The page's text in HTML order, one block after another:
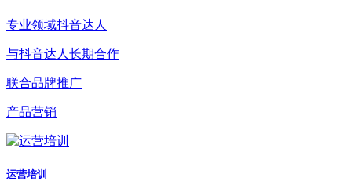
专业领域抖音达人
与抖音达人长期合作
联合品牌推广
产品营销
运营培训